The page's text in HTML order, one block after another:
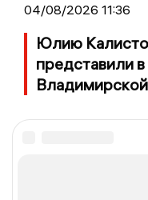
04/08/2026 11:36
Юлию
представили